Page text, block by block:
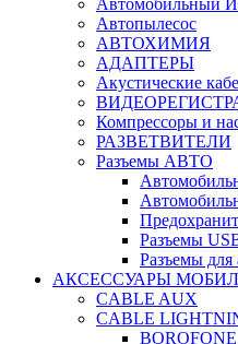
Автомобильный
Автопылесос
АВТОХИМИЯ
АДАПТЕРЫ
Акустические
Компрессоры и
РАЗВЕТВИТЕЛИ
Разъемы АВТО
Разъемы
Разъемы для
АКСЕССУАРЫ
CABLE AUX
CABLE
BOROFONE